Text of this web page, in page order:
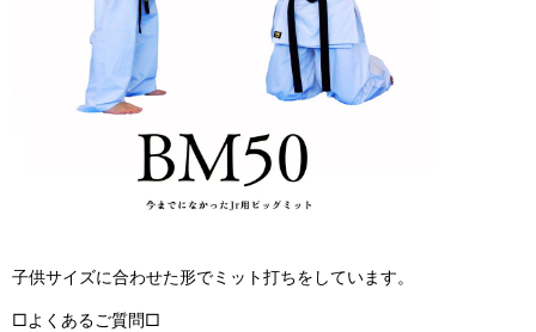
子供サイズに合わせた形でミット打ちをしています。
□よくあるご質問□